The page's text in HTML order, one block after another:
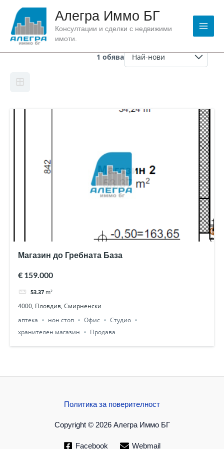
content
Алегра Иммо БГ
Консултации и сделки с недвижими
имоти.
Вид:аптека
1 обява
Магазин до Гребната База
€ 159.000
53.37 m²
4000, Пловдив, Смирненски
аптека
нон стоп Офис
Студио
хранителен магазин
Продава
Политика за поверителност
Copyright © 2026 Алегра Иммо БГ
Facebook Webmail